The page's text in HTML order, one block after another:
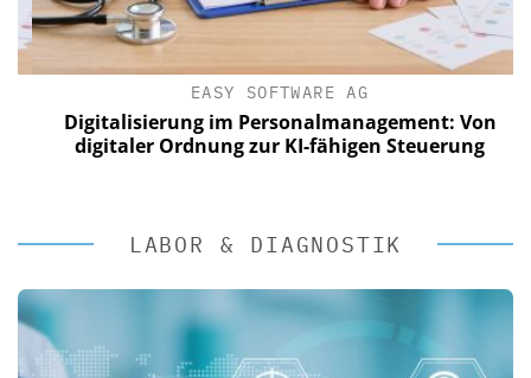
EASY SOFTWARE AG
Digitalisierung im Personalmanagement: Von
digitaler Ordnung zur KI-fähigen Steuerung
LABOR & DIAGNOSTIK